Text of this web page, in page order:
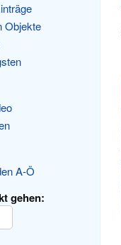
Objekte
A-Ö
gehen: